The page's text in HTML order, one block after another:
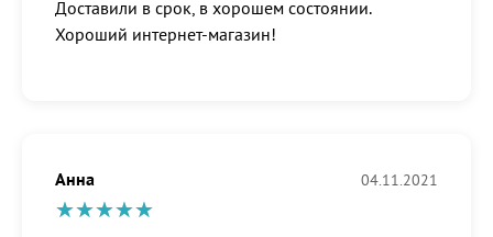
Доставили в срок, в хорошем состоянии.
Хороший интернет-магазин!
Анна 04.11.2021